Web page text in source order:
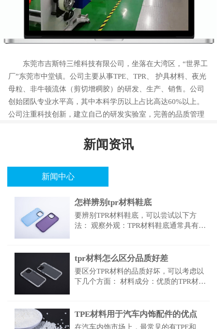
东莞市吉斯特三维科技有限公司，坐落在大湾区，“世界工
厂”东莞市中堂镇。公司主要从事TPE、TPR、 护具材料、夜光
母粒、非牛顿流体（剪切增稠胶）的研发、生产、销售。公司
创始团队专业水平高，其中本科学历以上占比高达60%以上。
公司注重科技创新，建立自己的研发实验室，完善的品质管理
新闻资讯
新闻中心
怎样辨别tpr材料鞋底
要辨别TPR材料鞋底，可以尝试以下方
法： 观察外观：TPR材料鞋底通常具有光
手感：TPR材料鞋底通常...
tpr材料怎么区分品质好差
要区分TPR材料的品质好坏，可以考虑以
下几个方面： 材料成分：优质的TPR材料
性能和质量。 物理性能：...
TPE材料用于汽车内饰配件的优点
在汽车内饰市场上，最常见的有TPE和